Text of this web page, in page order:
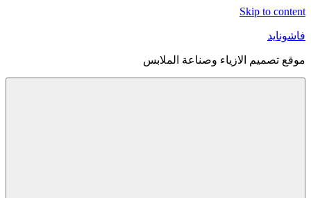
Skip to content
فاشونايد
موقع تصميم الازياء وصناعة الملابس